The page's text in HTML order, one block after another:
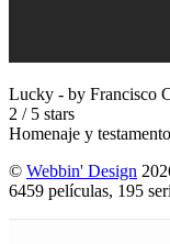
Lucky - by Francisco
2 / 5 stars
Homenaje y testamento
© Webbin' Design
6459 películas, 195